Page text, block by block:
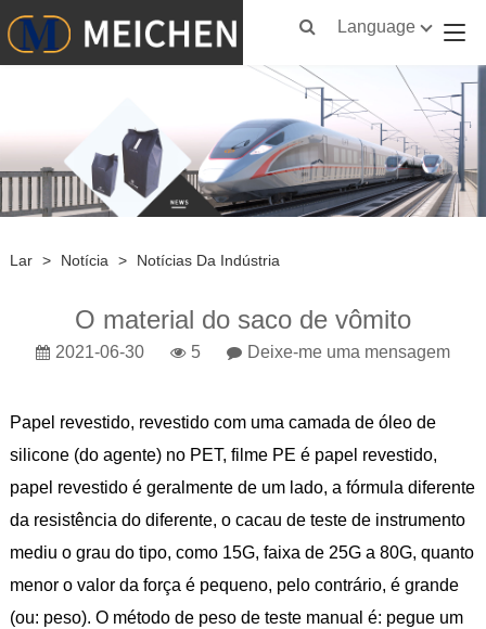
Language
Lar > Notícia > Notícias Da Indústria
O material do saco de vômito
2021-06-30 5 Deixe-me uma mensagem
Papel revestido, revestido com uma camada de óleo de
silicone (do agente) no PET, filme PE é papel revestido,
papel revestido é geralmente de um lado, a fórmula diferente
da resistência do diferente, o cacau de teste de instrumento
mediu o grau do tipo, como 15G, faixa de 25G a 80G, quanto
menor o valor da força é pequeno, pelo contrário, é grande
(ou: peso). O método de peso de teste manual é: pegue um